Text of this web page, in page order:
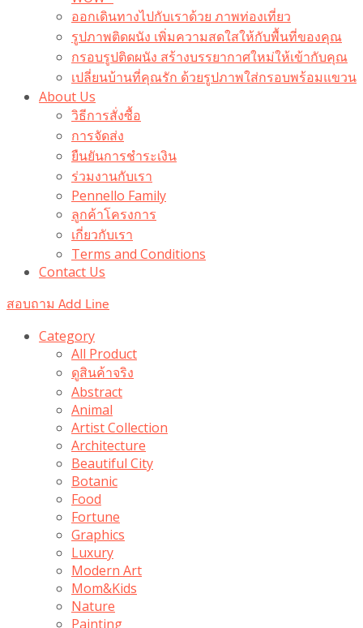
ออกเดินทางไปกับเราด้วย ภาพท่องเที่ยว
รูปภาพติดผนัง เพิ่มความสดใสให้กับพื้นที่ของคุณ
กรอบรูปติดผนัง สร้างบรรยากาศใหม่ให้เข้ากับคุณ
เปลี่ยนบ้านที่คุณรัก ด้วยรูปภาพใส่กรอบพร้อมแขวน​
About Us
วิธีการสั่งซื้อ
การจัดส่ง
ยืนยันการชำระเงิน
ร่วมงานกับเรา
Pennello Family
ลูกค้าโครงการ
เกี่ยวกับเรา
Terms and Conditions
Contact Us
สอบถาม Add Line
Category
All Product
ดูสินค้าจริง
Abstract
Animal
Artist Collection
Architecture
Beautiful City
Botanic
Food
Fortune
Graphics
Luxury
Modern Art
Mom&Kids
Nature
Painting